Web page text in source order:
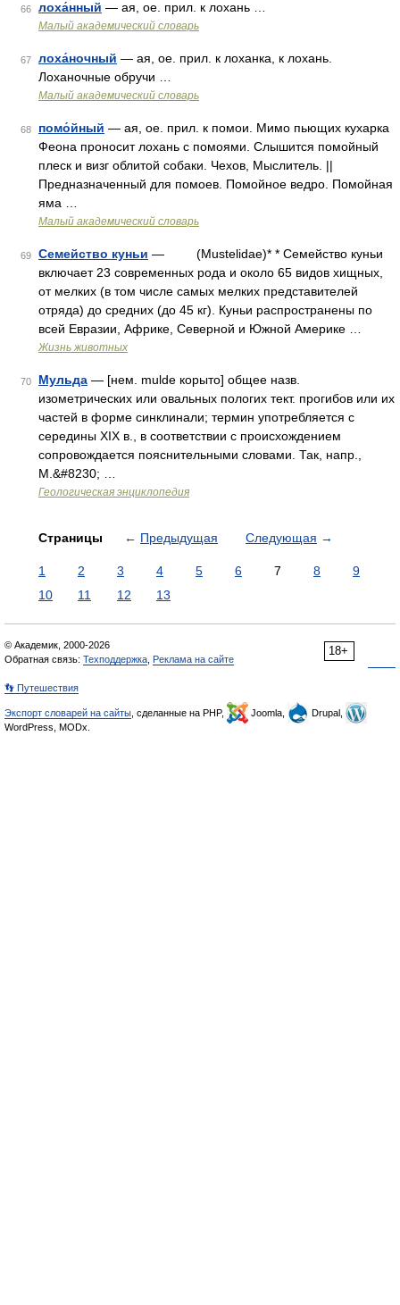
66 лоха́нный — ая, ое. прил. к лохань …
Малый академический словарь
67 лоха́ночный — ая, ое. прил. к лоханка, к лохань.
Лоханочные обручи …
Малый академический словарь
68 помо́йный — ая, ое. прил. к помои. Мимо пьющих кухарка
Феона проносит лохань с помоями. Слышится помойный
плеск и визг облитой собаки. Чехов, Мыслитель. ||
Предназначенный для помоев. Помойное ведро. Помойная
яма …
Малый академический словарь
69 Семейство куньи — (Mustelidae)* * Семейство куньи
включает 23 современных рода и около 65 видов хищных,
от мелких (в том числе самых мелких представителей
отряда) до средних (до 45 кг). Куньи распространены по
всей Евразии, Африке, Северной и Южной Америке …
Жизнь животных
70 Мульда — [нем. mulde корыто] общее назв.
изометрических или овальных пологих тект. прогибов или их
частей в форме синклинали; термин употребляется с
середины XIX в., в соответствии с происхождением
сопровождается пояснительными словами. Так, напр.,
М.&#8230; …
Геологическая энциклопедия
Страницы ← Предыдущая Следующая →
1 2 3 4 5 6 7 8
9
10
11 12 13
18+
© Академик, 2000-2026
Обратная связь: Техподдержка Реклама на сайте
👣 Путешествия
Экспорт словарей на сайты , сделанные на PHP, Joomla,
Drupal,
WordPress, MODx.